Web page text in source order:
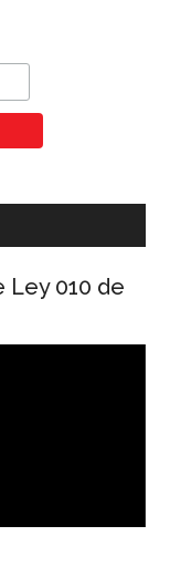
Ley 010 de